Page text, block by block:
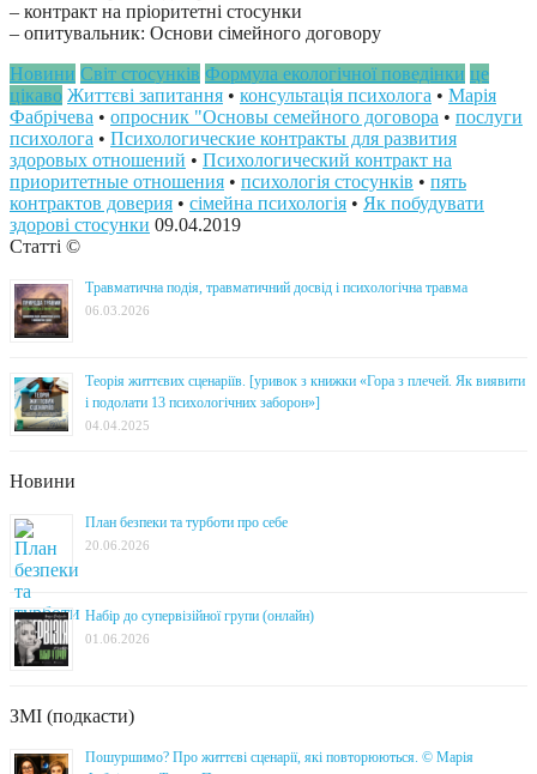
– контракт на пріоритетні стосунки
– опитувальник: Основи сімейного договору
Новини Світ стосунків Формула екологічної поведінки це
цікаво Життєві запитання • консультація психолога • Марія
Фабрічева • опросник "Основы семейного договора • послуги
психолога • Психологические контракты для развития
здоровых отношений • Психологический контракт на
приоритетные отношения • психологія стосунків • пять
контрактов доверия • сімейна психологія • Як побудувати
здорові стосунки 09.04.2019
Статті ©
Травматична подія, травматичний досвід і психологічна травма
06.03.2026
Теорія життєвих сценаріїв. [уривок з книжки «Гора з плечей. Як виявити
і подолати 13 психологічних заборон»]
04.04.2025
Новини
План безпеки та турботи про себе
20.06.2026
Набір до супервізійної групи (онлайн)
01.06.2026
ЗМІ (подкасти)
Пошуршимо? Про життєві сценарії, які повторюються. © Марія